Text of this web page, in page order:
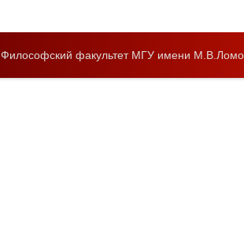
Философский факультет МГУ имени